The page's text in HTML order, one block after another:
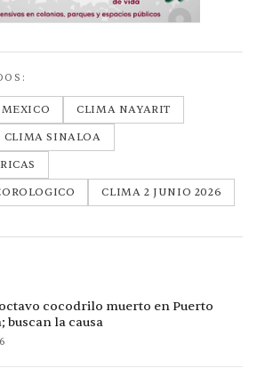
CLIMA NAYARIT
CLIMA SINALOA
CLIMA 2 JUNIO 2026
cocodrilo muerto en Puerto
buscan la causa